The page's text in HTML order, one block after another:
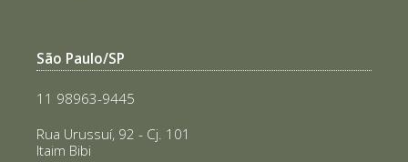
São Paulo/SP
11 98963-9445
Rua Urussuí, 92 - Cj. 101
Itaim Bibi